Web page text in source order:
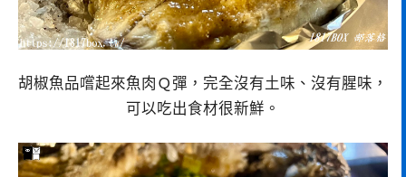
胡椒魚品嚐起來魚肉Ｑ彈，完全沒有土味、沒有腥味，
可以吃出食材很新鮮。